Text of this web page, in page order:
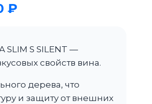
₽
SLIM S SILENT —
свойств вина.
дерева, что
и защиту от внешних